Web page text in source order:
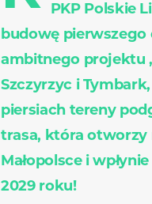
PKP Polskie
budowę
ambitnego projektu
Szczyrzyc i
piersiach tereny
trasa, która otworzy
Małopolsce i
2029 roku!